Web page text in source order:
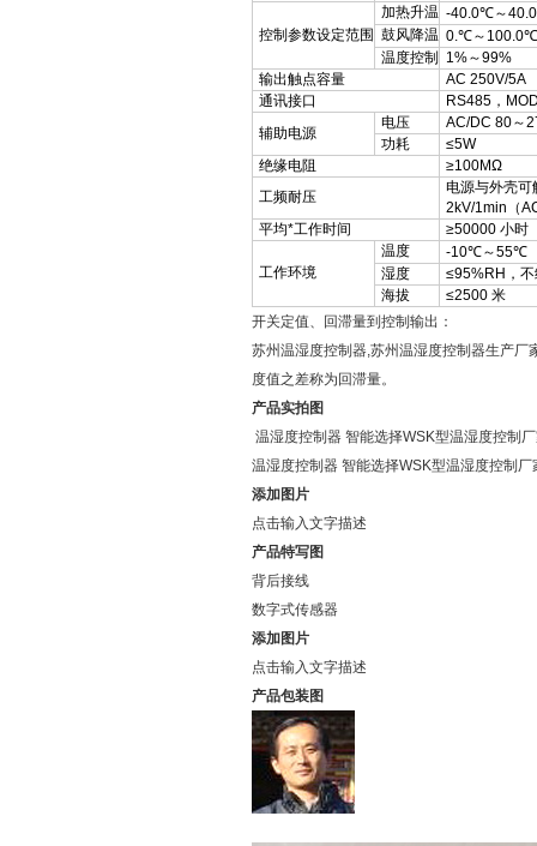
控制参数设定范围
加热升温 -40.0℃～
鼓风降温 0.℃～100.0℃
温度控制
1%～99%
输出触点容量
AC 250V/5A
通讯接口
RS485，
辅助电源
电压
AC/DC 80～
功耗
≤5W
绝缘电阻
≥100MΩ
工频耐压
电源与外壳可
2kV/1min（
平均*工作时间
≥50000 小时
工作环境
温度
-10℃～55℃
湿度
≤95%RH，
海拔
≤2500 米
开关定值、回滞量到控制输出：
苏州温湿度控制器,苏州温湿度控制器生产
度值之差称为回滞量。
产品实拍图
温湿度控制器 智能选择WSK型温湿度控制
温湿度控制器 智能选择WSK型温湿度控制
添加图片
点击输入文字描述
产品特写图
背后接线
数字式传感器
添加图片
点击输入文字描述
产品包装图